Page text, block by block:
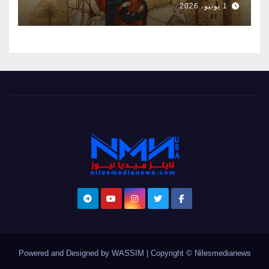
1 يونيو، 2026
Powered and Designed by WASSIM Copyright © Nilesmedianews